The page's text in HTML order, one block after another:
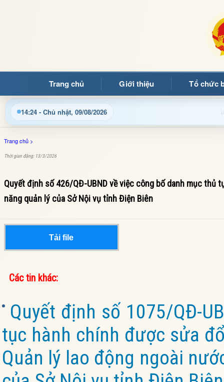
Trang chủ Giới thiệu Tổ chức
14:24 - Chủ nhật, 09/08/2026
thông tin điều hành, thủ tục hành chính và tin tức địa
Trang chủ >
Thời gian đăng: 13/3/2026
Quyết định số 426/QĐ-UBND về việc công bố danh mục
năng quản lý của Sở Nội vụ tỉnh Điện Biên
Tải file
Các tin khác:
Quyết định số 1075/QĐ-
tục hành chính được sửa
Quản lý lao động ngoài